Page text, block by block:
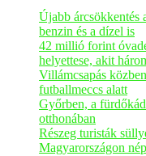
Újabb árcsökkentés
benzin és a dízel is
42 millió forint
helyettese, akit
Villámcsapás
futballmeccs alatt
Győrben, a
otthonában
Részeg turisták
Magyarországon